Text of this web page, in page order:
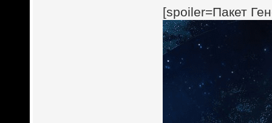
[spoiler=Пакет